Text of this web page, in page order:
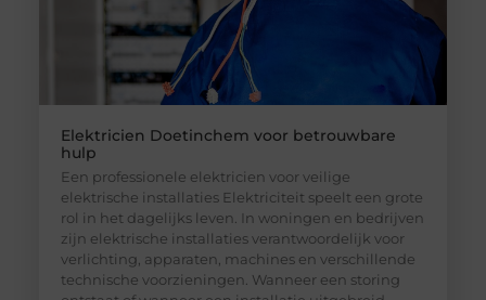
Elektricien Doetinchem voor betrouwbare
hulp
Een professionele elektricien voor veilige
elektrische installaties Elektriciteit speelt een grote
rol in het dagelijks leven. In woningen en bedrijven
zijn elektrische installaties verantwoordelijk voor
verlichting, apparaten, machines en verschillende
technische voorzieningen. Wanneer een storing